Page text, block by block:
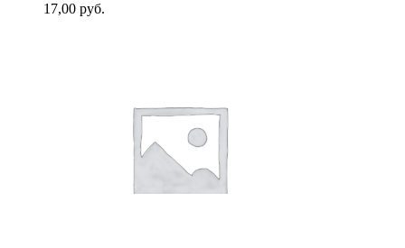
17,00 руб.